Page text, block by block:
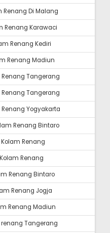
Renang Di Malang
Renang Karawaci
Renang Kediri
Renang Madiun
Tangerang
Tangerang
Yogyakarta
Renang Bintaro
Renang
Renang
Renang Bintaro
Renang Jogja
Renang Madiun
Tangerang